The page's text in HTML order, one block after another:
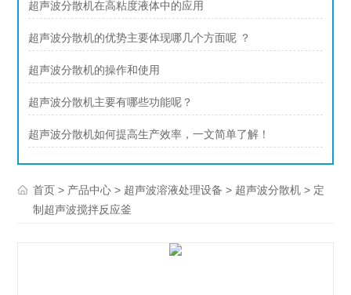
超声波分散机在高粘度液体中的应用
超声波分散机的优势主要体现哪几个方面呢 ？
超声波分散机的操作和使用
超声波分散机主要有哪些功能呢？
超声波分散机如何提高生产效率，一文简单了解！
首页 > 产品中心 > 超声波溶液处理设备 > 超声波分散机 > 定
制超声波搅拌反应釜